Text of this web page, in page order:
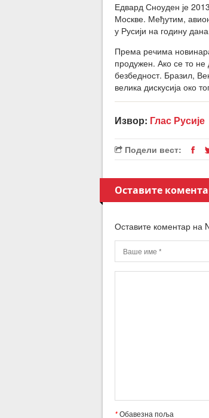
Едвард Сноуден је
Москве. Међутим,
у Русији на годину
Према речима
продужен. Ако се то
безбедност. Бразил,
велика дискусија око
Извор: Глас Русије
Подели вест:
Оставите
Оставите коментар на
*Обавезна поља